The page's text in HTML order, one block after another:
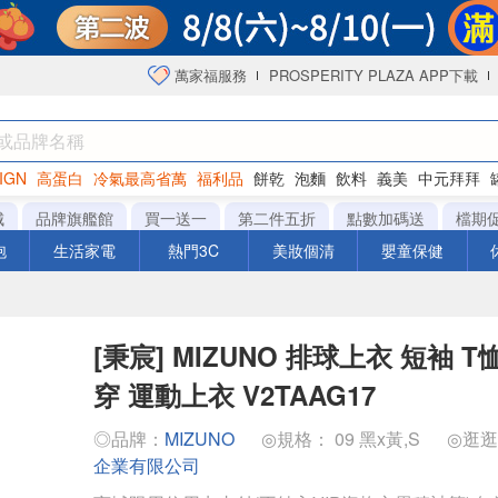
萬家福服務 PROSPERITY PLAZA APP下載
高蛋白 冷氣最高省萬 福利品 餅乾 泡麵 飲料 義美 中元拜拜
咖啡
品牌旗艦館 買一送一 第二件五折 點數加碼送
檔期
生活家電 熱門3C 美妝個清 嬰童保健
[秉宸] MIZUNO 排球上衣 短袖 T
穿 運動上衣 V2TAAG17
◎品牌： MIZUNO ◎規格： 09 黑x黃,S
◎逛
企業有限公司